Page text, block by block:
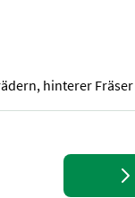
hinterer Fräser
hinterer Fräser